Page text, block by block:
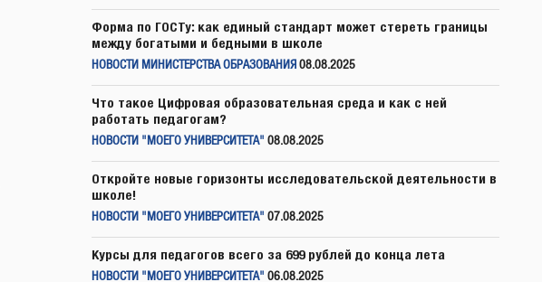
Форма по ГОСТу: как единый стандарт может стереть границы
между богатыми и бедными в школе
НОВОСТИ МИНИСТЕРСТВА ОБРАЗОВАНИЯ 08.08.2025
Что такое Цифровая образовательная среда и как с ней
работать педагогам?
НОВОСТИ "МОЕГО УНИВЕРСИТЕТА" 08.08.2025
Откройте новые горизонты исследовательской деятельности в
школе!
НОВОСТИ "МОЕГО УНИВЕРСИТЕТА" 07.08.2025
Курсы для педагогов всего за 699 рублей до конца лета
НОВОСТИ "МОЕГО УНИВЕРСИТЕТА" 06.08.2025